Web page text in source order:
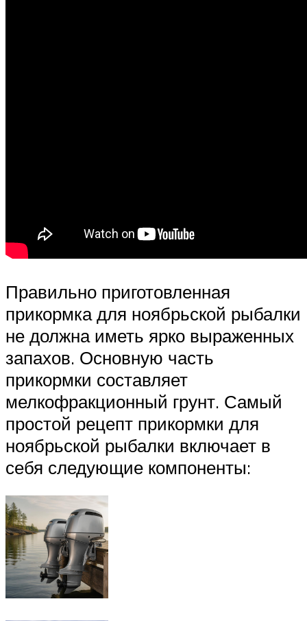
Правильно приготовленная
прикормка для ноябрьской рыбалки
не должна иметь ярко выраженных
запахов. Основную часть
прикормки составляет
мелкофракционный грунт. Самый
простой рецепт прикормки для
ноябрьской рыбалки включает в
себя следующие компоненты: